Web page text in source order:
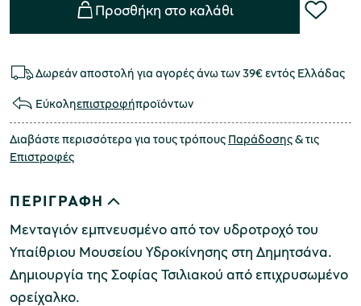
Προσθήκη στο καλάθι
Δωρεάν αποστολή για αγορές άνω των 39€ εντός Ελλάδας
Εύκοληεπιστροφήπροϊόντων
Διαβάστε περισσότερα για τους τρόπους Παράδοσης& τις
Επιστροφές
ΠΕΡΙΓΡΑΦΗ
Μενταγιόν εμπνευσμένο από τον υδροτροχό του
Υπαίθριου Μουσείου Υδροκίνησης στη Δημητσάνα.
Δημιουργία της Σοφίας Τσιλιακού από επιχρυσωμένο
ορείχαλκο.